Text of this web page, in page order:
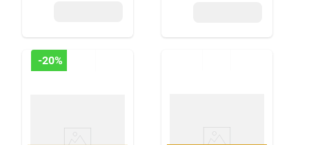
-20%